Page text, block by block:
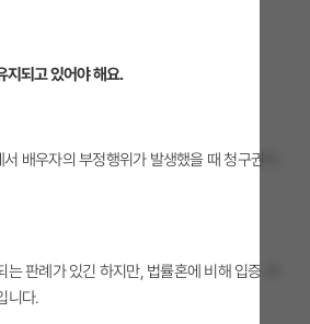
지되고 있어야 해요.
배우자의 부정행위가 발생했을 때 청구권이
판례가 있긴 하지만, 법률혼에 비해 입증 과
니다.